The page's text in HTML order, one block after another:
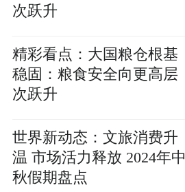
次跃升
精彩看点：大国粮仓根基
稳固：粮食安全向更高层
次跃升
世界新动态：文旅消费升
温 市场活力释放 2024年中
秋假期盘点